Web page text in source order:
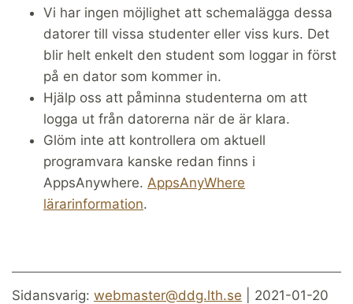
Vi har ingen möjlighet att schemalägga dessa
datorer till vissa studenter eller viss kurs. Det
blir helt enkelt den student som loggar in först
på en dator som kommer in.
Hjälp oss att påminna studenterna om att
logga ut från datorerna när de är klara.
Glöm inte att kontrollera om aktuell
programvara kanske redan finns i
AppsAnywhere. AppsAnyWhere
lärarinformation.
Sidansvarig: webmaster@ddg.lth.se | 2021-01-20